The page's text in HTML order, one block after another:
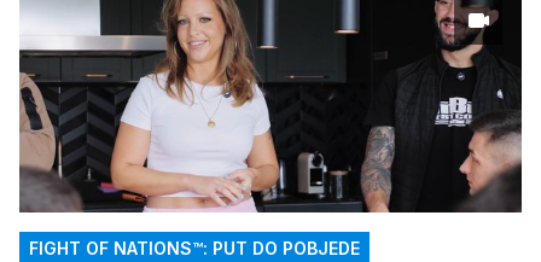
FIGHT OF NATIONS™: PUT DO POBJEDE